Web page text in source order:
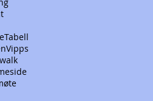
Tabell
Vipps